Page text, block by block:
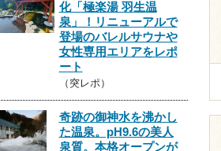
化「極楽湯 羽生温
泉」！リニューアルで
登場のバレルサウナや
女性専用エリアをレポ
ート
（突レポ）
奇跡の御神水を沸かし
た温泉。pH9.6の美人
泉質。本格オープンが